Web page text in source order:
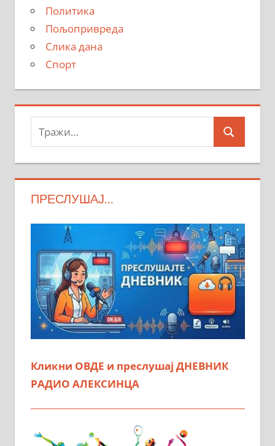
Политика
Пољопривреда
Слика дана
Спорт
Тражи:
Search
ПРЕСЛУШАЈ…
Кликни ОВДЕ и преслушај ДНЕВНИК
РАДИО АЛЕКСИНЦА